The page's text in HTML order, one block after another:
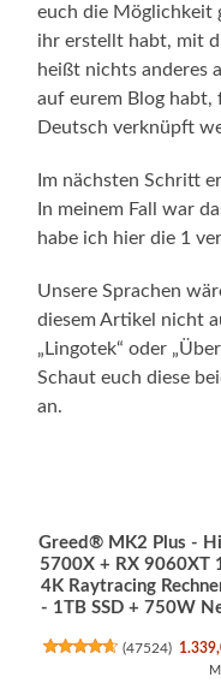
euch die Möglichkeit
ihr erstellt habt, mit
heißt nichts anderes
auf eurem Blog habt,
Deutsch verknüpft
Im nächsten Schritt
In meinem Fall war
habe ich hier die 1
Unsere Sprachen
diesem Artikel nicht
„Lingotek“ oder
Schaut euch diese
an.
Greed® MK2 Plus -
5700X + RX 9060XT
4K Raytracing
- 1TB SSD + 750W
(47524)